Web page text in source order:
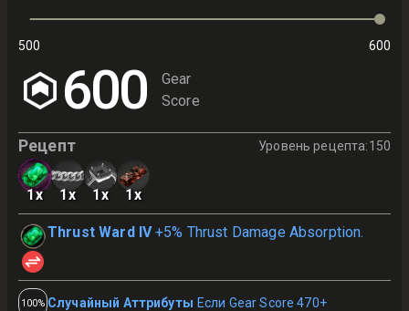
500 600
600
Gear
Score
Рецепт Уровень рецепта:150
1x 1x 1x 1x
Thrust Ward IV +5% Thrust Damage Absorption.
100% Случайный Аттрибуты Если Gear Score 470+